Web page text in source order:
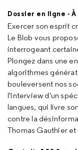
Dossier en ligne -
Exercer son esprit
Le Blob vous
interrogeant
Plongez dans une
algorithmes
bouleversent nos
l'interview d'un
langues, qui livre
contre la
Thomas Gauthier et